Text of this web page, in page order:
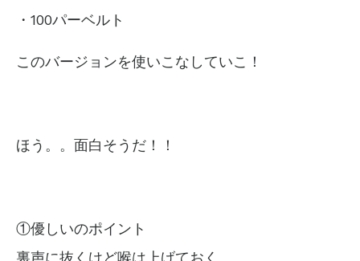
・100パーベルト
このバージョンを使いこなしていこ！
ほう。。面白そうだ！！
①優しいのポイント
裏声に抜くけど喉は上げておく